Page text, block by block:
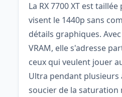
La RX 7700 XT est
visent le 1440p sans
détails graphiques.
VRAM, elle s'adresse
ceux qui veulent jouer
Ultra pendant plusieurs
soucier de la saturation